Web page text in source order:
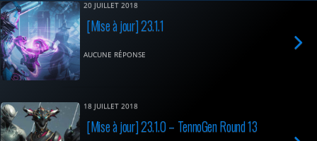
20 JUILLET 2018
[Mise à jour] 23.1.1
AUCUNE RÉPONSE
18 JUILLET 2018
[Mise à jour] 23.1.0 – TennoGen Round 13